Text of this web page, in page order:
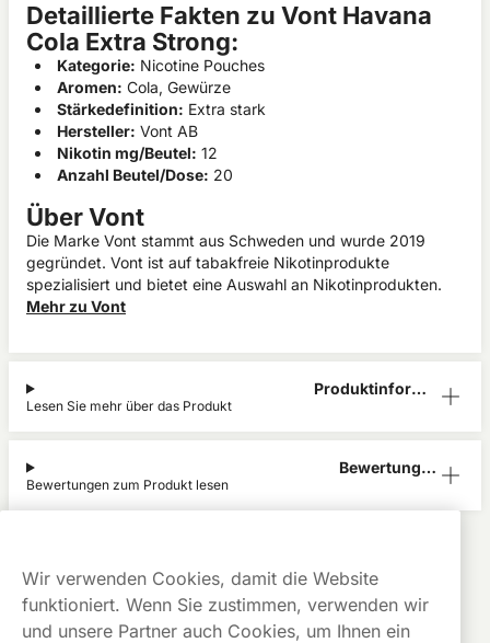
Detaillierte Fakten zu Vont Havana
Cola Extra Strong:
Kategorie: Nicotine Pouches
Aromen: Cola, Gewürze
Stärkedefinition: Extra stark
Hersteller: Vont AB
Nikotin mg/Beutel: 12
Anzahl Beutel/Dose: 20
Über Vont
Die Marke Vont stammt aus Schweden und wurde 2019
gegründet. Vont ist auf tabakfreie Nikotinprodukte
spezialisiert und bietet eine Auswahl an Nikotinprodukten.
Mehr zu Vont
Produktinform
Lesen Sie mehr über das Produkt
Bewertunge
Bewertungen zum Produkt lesen
Rechnung
Gratis
Versand
Dieses Produkt ist nicht risikofrei und enthält Nikotin, eine
süchtig machende Substanz.
Wir verwenden Cookies, damit die Website
funktioniert. Wenn Sie zustimmen, verwenden wir
und unsere Partner auch Cookies, um Ihnen ein